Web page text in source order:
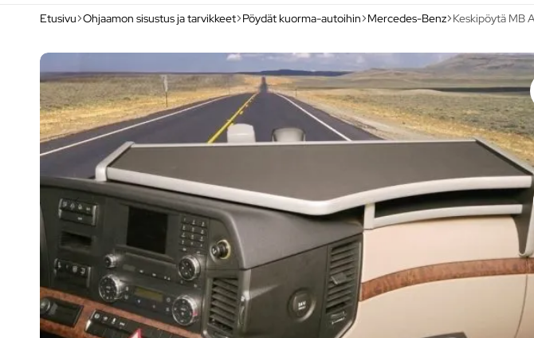
Etusivu Ohjaamon sisustus ja tarvikkeet Pöydät kuorma-autoihin Mercedes-Benz Keskipöytä MB